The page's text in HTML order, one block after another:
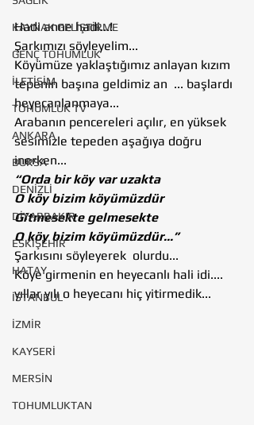
KAYNAK GELİŞTİRME
GENÇ TOHUMLUK
İLETİŞİM
TOHUMLUK TV
ANKARA
BURSA
DENİZLİ
DİYARBAKIR
ESKİŞEHİR
HATAY
İSTANBUL
İZMİR
KAYSERİ
MERSİN
TOHUMLUKTAN
Hadi anne hadi...!
Şarkımızı söyleyelim...
Köyümüze yaklaştığımız anlayan kızım
tepenin başına geldimiz an  ... başlardı
heyecanlanmaya...
Arabanın pencereleri açılır, en yüksek
sesimizle tepeden aşağıya doğru
inerken...
“Orda bir köy var uzakta
O köy bizim köyümüzdür
Gitmesekte gelmesekte
O köy bizim köyümüzdür...”
Şarkısını söyleyerek  olurdu...
Köye girmenin en heyecanlı hali idi....
yıllar yılı o heyecanı hiç yitirmedik...